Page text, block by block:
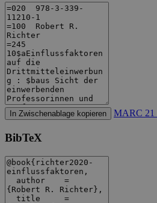
In Zwischenablage kopieren MARC 21
BibTeX